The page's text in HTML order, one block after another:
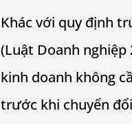
Khác với quy định
(Luật Doanh nghiệp
kinh doanh không
trước khi chuyển